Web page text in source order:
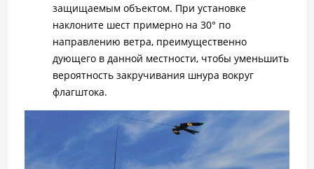
защищаемым объектом. При установке
наклоните шест примерно на 30° по
направлению ветра, преимущественно
дующего в данной местности, чтобы уменьшить
вероятность закручивания шнура вокруг
флагштока.